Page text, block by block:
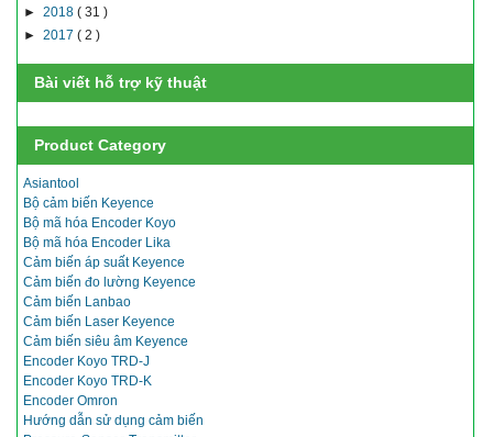
► 2018 ( 31 )
► 2017 ( 2 )
Bài viết hỗ trợ kỹ thuật
Product Category
Asiantool
Bộ cảm biến Keyence
Bộ mã hóa Encoder Koyo
Bộ mã hóa Encoder Lika
Cảm biến áp suất Keyence
Cảm biến đo lường Keyence
Cảm biến Lanbao
Cảm biến Laser Keyence
Cảm biến siêu âm Keyence
Encoder Koyo TRD-J
Encoder Koyo TRD-K
Encoder Omron
Hướng dẫn sử dụng cảm biến